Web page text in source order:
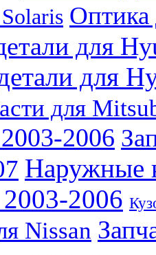
Оптика
для
для
для
2006
Наружные
2006
Nissan